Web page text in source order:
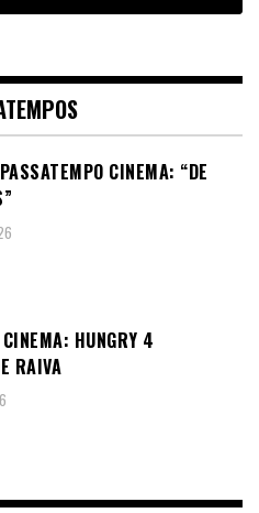
CINEMA: “DE
HUNGRY 4
RAIVA